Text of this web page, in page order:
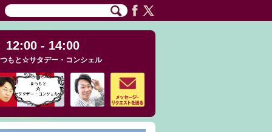
12:00 - 14:00
もと☆サタデー・コンシェル